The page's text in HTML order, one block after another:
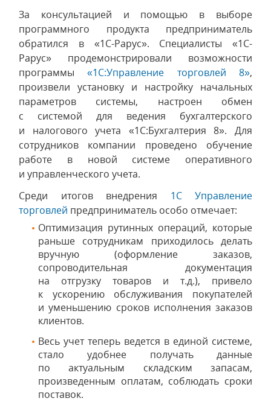
За консультацией и помощью в выборе
программного продукта предприниматель
обратился в «1С-Рарус». Специалисты «1С-
Рарус» продемонстрировали возможности
программы«1С:Управление торговлей 8»,
произвели установку и настройку начальных
параметров системы, настроен обмен
с системой для ведения бухгалтерского
и налогового учета «1С:Бухгалтерия 8». Для
сотрудников компании проведено обучение
работе в новой системе оперативного
и управленческого учета.
Среди итогов внедрения 1С Управление
торговлей предприниматель особо отмечает:
Оптимизация рутинных операций, которые
раньше сотрудникам приходилось делать
вручную (оформление заказов,
сопроводительная документация
на отгрузку товаров и т.д.), привело
к ускорению обслуживания покупателей
и уменьшению сроков исполнения заказов
клиентов.
Весь учет теперь ведется в единой системе,
стало удобнее получать данные
по актуальным складским запасам,
произведенным оплатам, соблюдать сроки
поставок.